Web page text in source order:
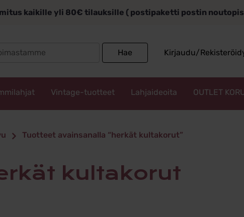
kaikille yli 80€ tilauksille ( postipaketti postin
Hae Kirjaudu/
Vintage-tuotteet Lahjaideoita OUTLET
Tuotteet avainsanalla “herkät kultakorut”
kultakorut